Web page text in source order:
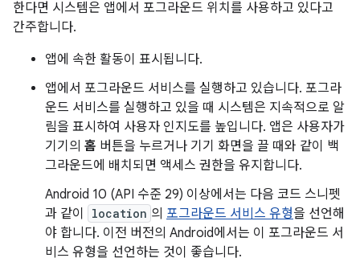
한다면 시스템은 앱에서 포그라운드 위치를 사용하고 있다고
간주합니다.
앱에 속한 활동이 표시됩니다.
앱에서 포그라운드 서비스를 실행하고 있습니다. 포그라
운드 서비스를 실행하고 있을 때 시스템은 지속적으로 알
림을 표시하여 사용자 인지도를 높입니다. 앱은 사용자가
기기의 홈 버튼을 누르거나 기기 화면을 끌 때와 같이 백
그라운드에 배치되면 액세스 권한을 유지합니다.
Android 10 (API 수준 29) 이상에서는 다음 코드 스니펫
과 같이
location 의 포그라운드 서비스 유형을 선언해
야 합니다. 이전 버전의 Android에서는 이 포그라운드 서
비스 유형을 선언하는 것이 좋습니다.